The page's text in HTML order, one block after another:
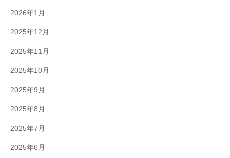
2026年1月
2025年12月
2025年11月
2025年10月
2025年9月
2025年8月
2025年7月
2025年6月